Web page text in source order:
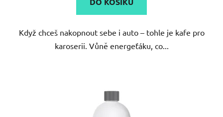
Když chceš nakopnout sebe i auto – tohle je kafe pro
karoserii. Vůně energeťáku, co...